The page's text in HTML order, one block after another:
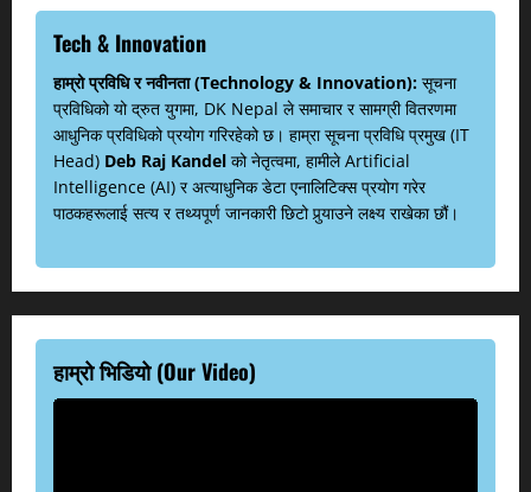
Tech & Innovation
हाम्रो प्रविधि र नवीनता (Technology & Innovation): सूचना
प्रविधिको यो द्रुत युगमा, DK Nepal ले समाचार र सामग्री वितरणमा
आधुनिक प्रविधिको प्रयोग गरिरहेको छ। हाम्रा सूचना प्रविधि प्रमुख (IT
Head) Deb Raj Kandel को नेतृत्वमा, हामीले Artificial
Intelligence (AI) र अत्याधुनिक डेटा एनालिटिक्स प्रयोग गरेर
पाठकहरूलाई सत्य र तथ्यपूर्ण जानकारी छिटो पुर्‍याउने लक्ष्य राखेका छौं।
हाम्रो भिडियो (Our Video)